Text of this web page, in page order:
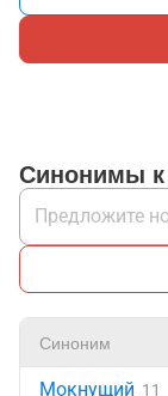
Синонимы
Синоним
Мокнущий 11